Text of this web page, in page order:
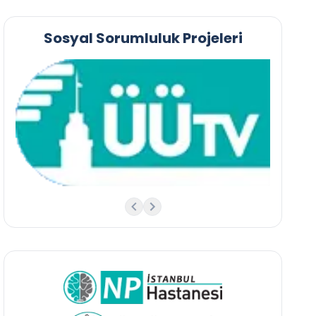
Sosyal Sorumluluk Projeleri